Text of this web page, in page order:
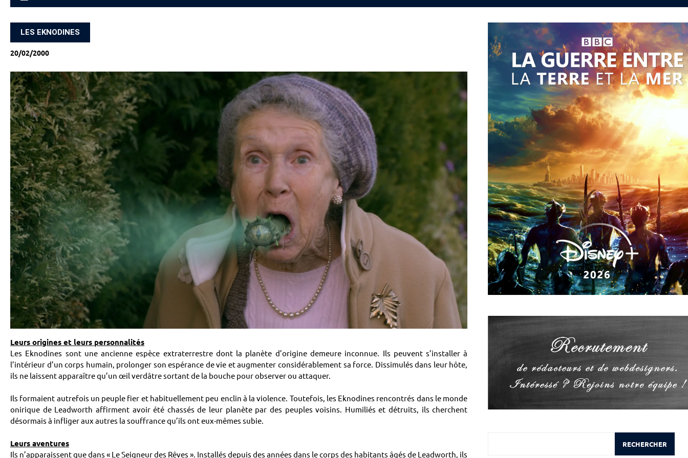
LES EKNODINES
20/02/2000
Leurs origines et leurs personnalités
Les Eknodines sont une ancienne espèce extraterrestre dont la planète d’origine demeure inconnue. Ils peuvent s’installer à
l’intérieur d’un corps humain, prolonger son espérance de vie et augmenter considérablement sa force. Dissimulés dans leur hôte,
ils ne laissent apparaître qu’un œil verdâtre sortant de la bouche pour observer ou attaquer.
Ils formaient autrefois un peuple fier et habituellement peu enclin à la violence. Toutefois, les Eknodines rencontrés dans le monde
onirique de Leadworth affirment avoir été chassés de leur planète par des peuples voisins. Humiliés et détruits, ils cherchent
désormais à infliger aux autres la souffrance qu’ils ont eux-mêmes subie.
Leurs aventures
Ils n’apparaissent que dans « Le Seigneur des Rêves ». Installés depuis des années dans le corps des habitants âgés de Leadworth, ils
RECHERCHER